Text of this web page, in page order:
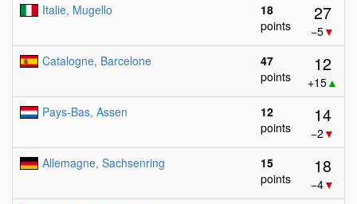
Italie, Mugello
18
points
27
−5▼
Catalogne, Barcelone
47
points
12
+15▲
Pays-Bas, Assen
12
points
14
−2 ▼
Allemagne, Sachsenring
15
points
18
−4▼